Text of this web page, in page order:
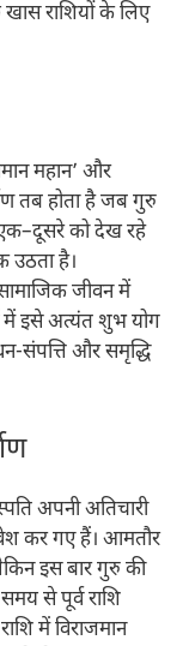
राशियों के लिए
महान’ और
तब होता है जब गुरु
एक–दूसरे को देख रहे
उठता है।
सामाजिक जीवन में
में इसे अत्यंत शुभ योग
संपत्ति और समृद्धि
अपनी अतिचारी
कर गए हैं। आमतौर
इस बार गुरु की
से पूर्व राशि
में विराजमान